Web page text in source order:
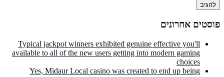
פוסטים אחרונים
Typical jackpot winners exhibited genuine effective you'll
available to all of the new users getting into modern gaming
choices
Yes, Midaur Local casino was created to end up being